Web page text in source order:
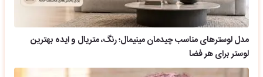
مدل لوسترهای مناسب چیدمان مینیمال؛ رنگ، متریال و ایده بهترین
لوستر برای هر فضا